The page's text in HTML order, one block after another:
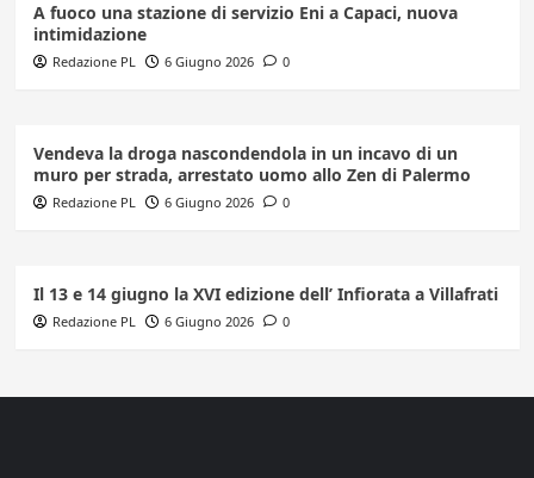
A fuoco una stazione di servizio Eni a Capaci, nuova
intimidazione
Redazione PL 6 Giugno 2026 0
Vendeva la droga nascondendola in un incavo di un
muro per strada, arrestato uomo allo Zen di Palermo
Redazione PL 6 Giugno 2026 0
Il 13 e 14 giugno la XVI edizione dell’ Infiorata a Villafrati
Redazione PL 6 Giugno 2026 0